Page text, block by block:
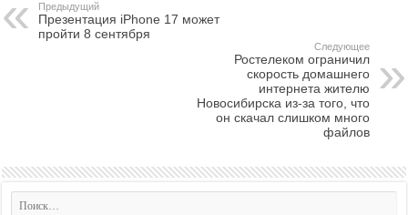
Предыдущий
Презентация iPhone 17 может
пройти 8 сентября
Следующее
Ростелеком ограничил
скорость домашнего
интернета жителю
Новосибирска из-за того, что
он скачал слишком много
файлов